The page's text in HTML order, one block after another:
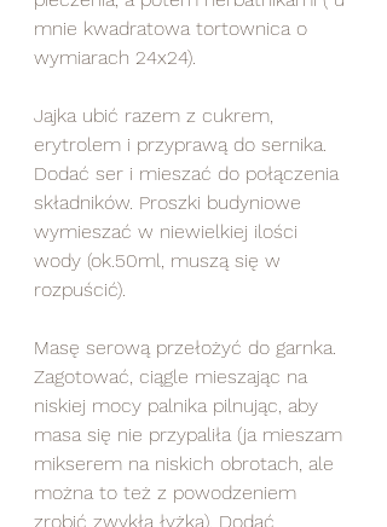
mnie kwadratowa tortownica o
wymiarach 24x24).
Jajka ubić razem z cukrem,
erytrolem i przyprawą do sernika.
Dodać ser i mieszać do połączenia
składników. Proszki budyniowe
wymieszać w niewielkiej ilości
wody (ok.50ml, muszą się w
rozpuścić).
Masę serową przełożyć do garnka.
Zagotować, ciągle mieszając na
niskiej mocy palnika pilnując, aby
masa się nie przypaliła (ja mieszam
mikserem na niskich obrotach, ale
można to też z powodzeniem
zrobić zwykła łyżką). Dodać